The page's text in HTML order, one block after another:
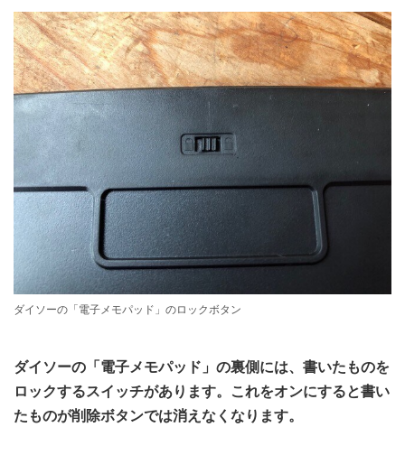
ダイソーの「電子メモパッド」のロックボタン
ダイソーの「電子メモパッド」の裏側には、書いたものを
ロックするスイッチがあります。これをオンにすると書い
たものが削除ボタンでは消えなくなります。